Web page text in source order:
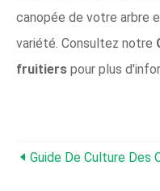
canopée de votre arbre
variété. Consultez notre
fruitiers pour plus